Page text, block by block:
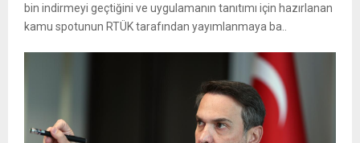
bin indirmeyi geçtiğini ve uygulamanın tanıtımı için hazırlanan
kamu spotunun RTÜK tarafından yayımlanmaya ba..